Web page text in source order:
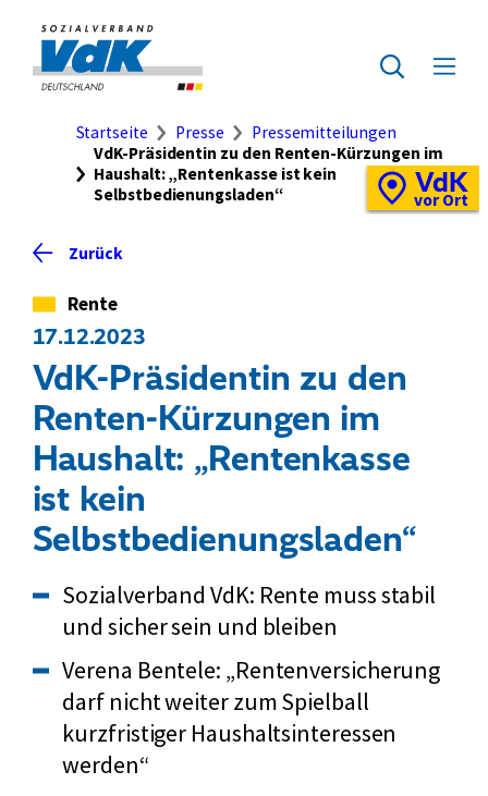
Seiteninhalt
springen
Zur
Startseite
des
Zur
Suche
Menü
Schnellzugriff
Standortkarte
VdK
vor Ort
Brotkrumennavigation
Startseite Presse
Pressemitteilungen
VdK-Präsidentin zu den Renten-Kürzungen im
Haushalt: „Rentenkasse ist kein
Selbstbedienungsladen“
Zurück
Kategorie
Rente
17.12.2023
VdK-Präsidentin zu den
Renten-Kürzungen im
Haushalt: „Rentenkasse
ist kein
Selbstbedienungsladen“
Sozialverband VdK: Rente muss stabil
und sicher sein und bleiben
Verena Bentele: „Rentenversicherung
darf nicht weiter zum Spielball
kurzfristiger Haushaltsinteressen
werden“